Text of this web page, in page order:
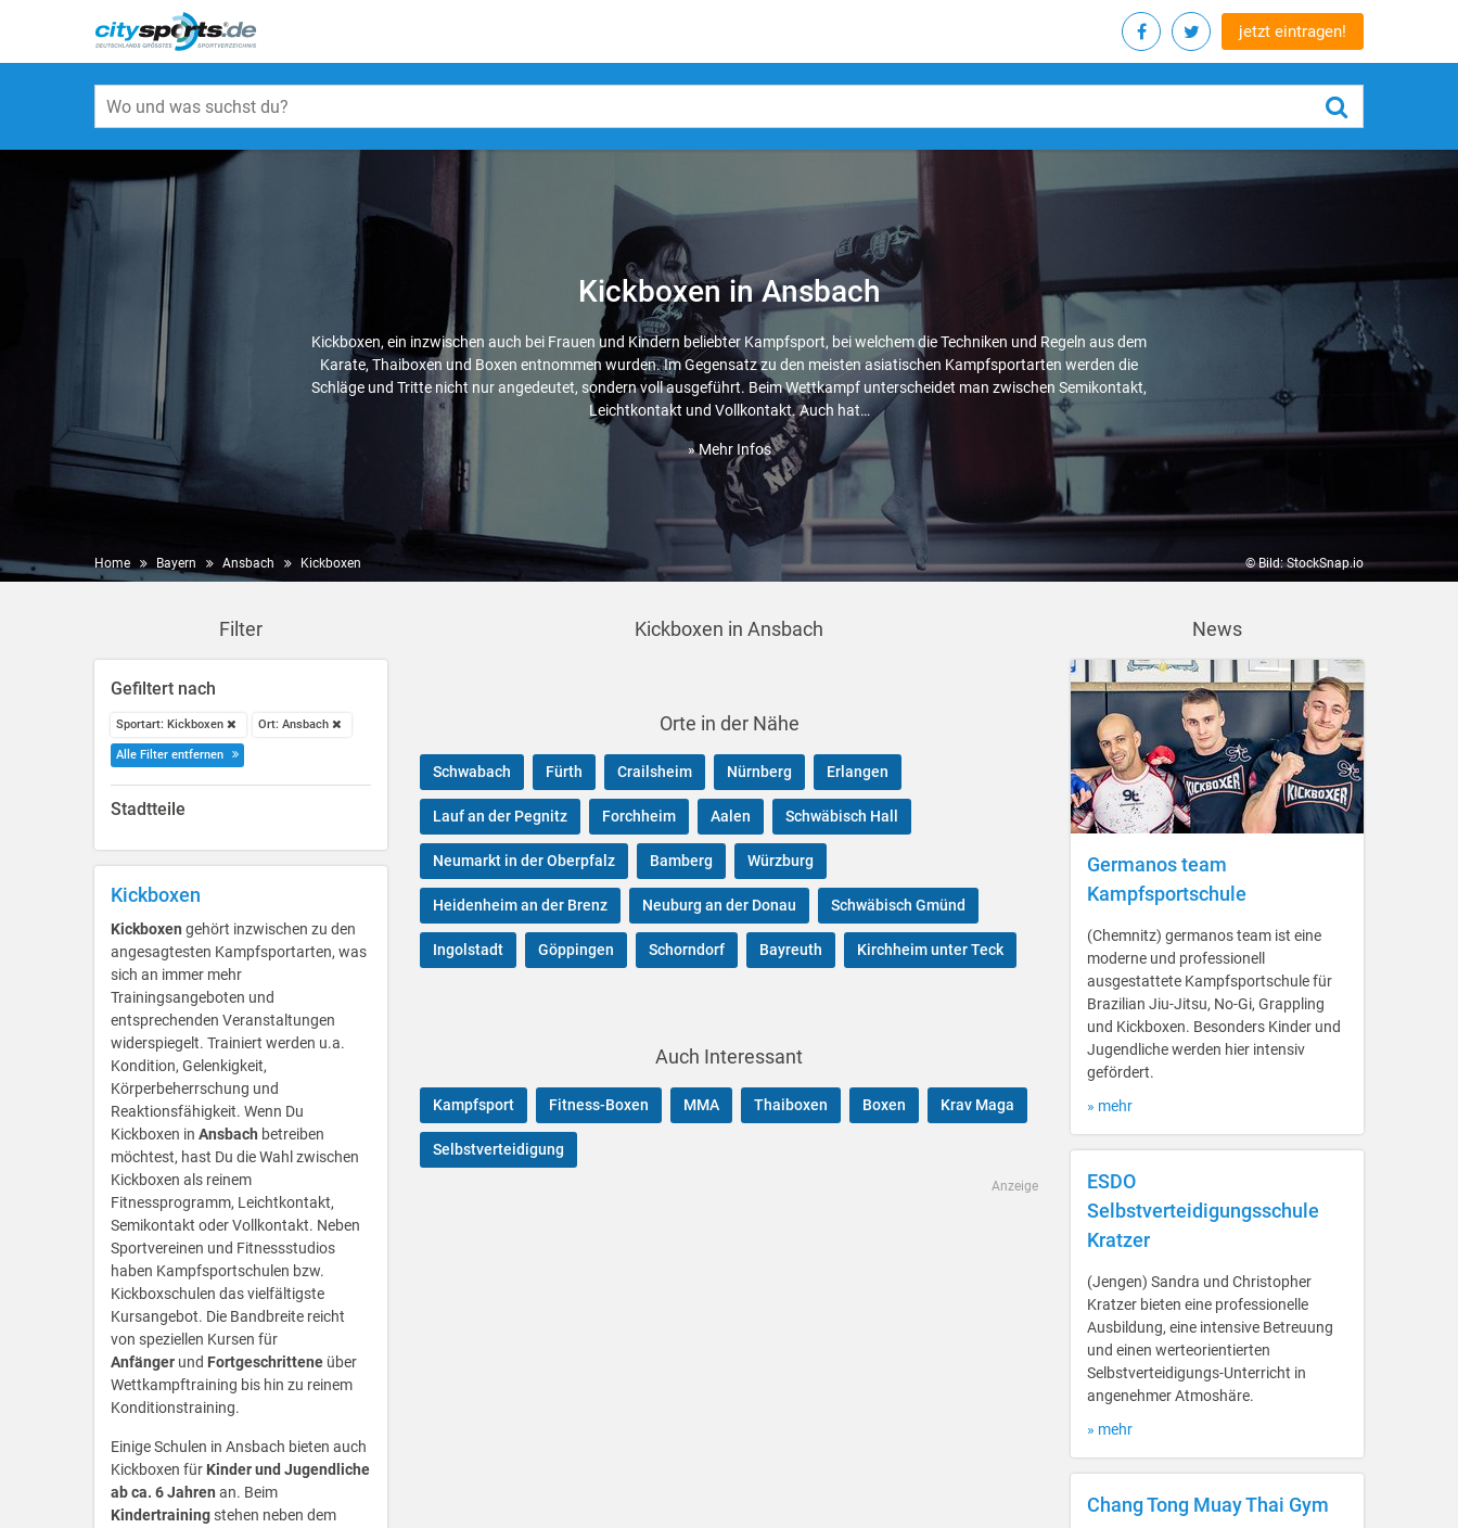
jetzt eintragen!
Kickboxen in Ansbach
Kickboxen, ein inzwischen auch bei Frauen und Kindern beliebter Kampfsport, bei welchem die Techniken und Regeln aus dem
Karate, Thaiboxen und Boxen entnommen wurden. Im Gegensatz zu den meisten asiatischen Kampfsportarten werden die
Schläge und Tritte nicht nur angedeutet, sondern voll ausgeführt. Beim Wettkampf unterscheidet man zwischen Semikontakt,
Leichtkontakt und Vollkontakt. Auch hat…
» Mehr Infos
Home Bayern Ansbach Kickboxen © Bild: StockSnap.io
Filter
Gefiltert nach
Sportart: Kickboxen Ort: Ansbach
Alle Filter entfernen
Stadtteile
Kickboxen
Kickboxen gehört inzwischen zu den
angesagtesten Kampfsportarten, was
sich an immer mehr
Trainingsangeboten und
entsprechenden Veranstaltungen
widerspiegelt. Trainiert werden u.a.
Kondition, Gelenkigkeit,
Körperbeherrschung und
Reaktionsfähigkeit. Wenn Du
Kickboxen in Ansbach betreiben
möchtest, hast Du die Wahl zwischen
Kickboxen als reinem
Fitnessprogramm, Leichtkontakt,
Semikontakt oder Vollkontakt. Neben
Sportvereinen und Fitnessstudios
haben Kampfsportschulen bzw.
Kickboxschulen das vielfältigste
Kursangebot. Die Bandbreite reicht
von speziellen Kursen für
Anfänger und Fortgeschrittene über
Wettkampftraining bis hin zu reinem
Konditionstraining.
Einige Schulen in Ansbach bieten auch
Kickboxen für Kinder und Jugendliche
ab ca. 6 Jahren an. Beim
Kindertrainingstehen neben dem
Kickboxen in Ansbach
Orte in der Nähe
Schwabach Fürth Crailsheim Nürnberg Erlangen
Lauf an der Pegnitz Forchheim Aalen Schwäbisch Hall
Neumarkt in der Oberpfalz Bamberg Würzburg
Heidenheim an der Brenz Neuburg an der Donau Schwäbisch Gmünd
Ingolstadt Göppingen Schorndorf Bayreuth Kirchheim unter Teck
Auch Interessant
Kampfsport Fitness-Boxen MMA Thaiboxen Boxen Krav Maga
Selbstverteidigung
Anzeige
News
Germanos team
Kampfsportschule
(Chemnitz) germanos team ist eine
moderne und professionell
ausgestattete Kampfsportschule für
Brazilian Jiu-Jitsu, No-Gi, Grappling
und Kickboxen. Besonders Kinder und
Jugendliche werden hier intensiv
gefördert.
» mehr
ESDO
Selbstverteidigungsschule
Kratzer
(Jengen) Sandra und Christopher
Kratzer bieten eine professionelle
Ausbildung, eine intensive Betreuung
und einen werteorientierten
Selbstverteidigungs-Unterricht in
angenehmer Atmoshäre.
» mehr
Chang Tong Muay Thai Gym